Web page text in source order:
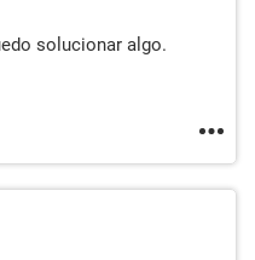
solucionar algo.